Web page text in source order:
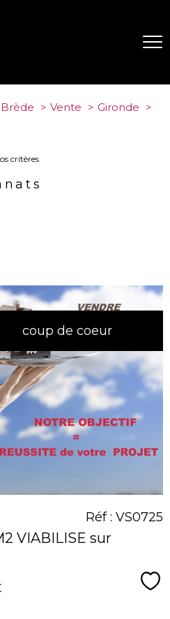
Vente
Gironde
critères
coup de coeur
le
VIABILISE sur
Réf : VS0725